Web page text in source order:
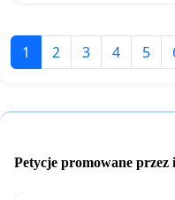
1 2 3 4 5
Petycje promowane